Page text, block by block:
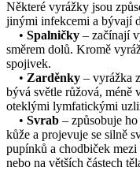
Některé vyrážky jsou
jinými infekcemi a bývají
• Spalničky – začínají
směrem dolů. Kromě
spojivek.
• Zarděnky – vyrážka
bývá světle růžová, méně
oteklými lymfatickými
• Svrab – způsobuje
kůže a projevuje se silně
pupínků a chodbiček
nebo na větších částech